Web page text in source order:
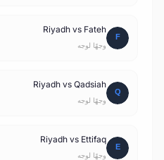
Riyadh vs Fateh
وجهًا لوجه
Riyadh vs Qadsiah
وجهًا لوجه
Riyadh vs Ettifaq
وجهًا لوجه